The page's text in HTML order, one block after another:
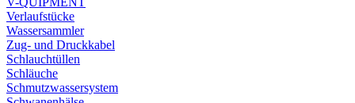
Verlaufstücke
Wassersammler
Zug- und Druckkabel
Schlauchtüllen
Schläuche
Schmutzwassersystem